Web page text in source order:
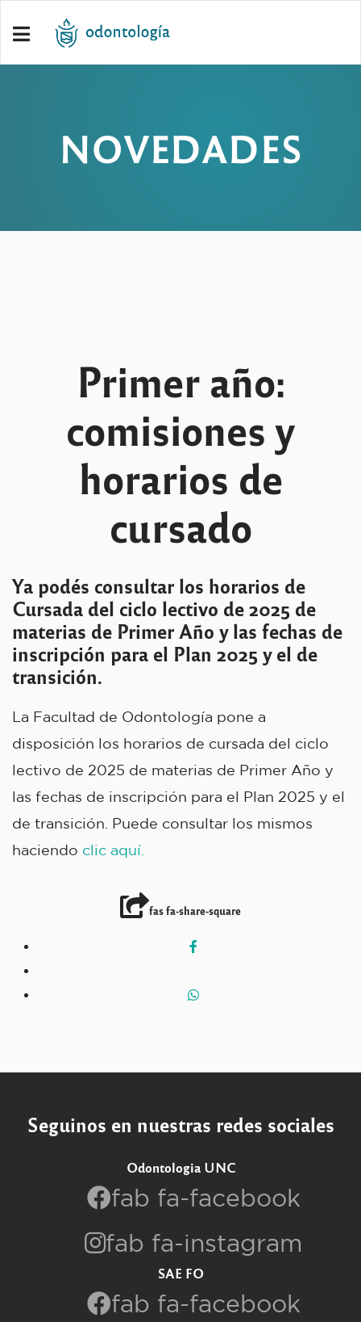
NOVEDADES
Primer año:
comisiones y
horarios de
cursado
Ya podés consultar los horarios de
Cursada del ciclo lectivo de 2025 de
materias de Primer Año y las fechas de
inscripción para el Plan 2025 y el de
transición.
La Facultad de Odontología pone a
disposición los horarios de cursada del ciclo
lectivo de 2025 de materias de Primer Año y
las fechas de inscripción para el Plan 2025 y el
de transición. Puede consultar los mismos
haciendo clic aquí.
fas fa-share-square
Seguinos en nuestras redes sociales
Odontologia UNC
fab fa-facebook
fab fa-instagram
SAE FO
fab fa-facebook